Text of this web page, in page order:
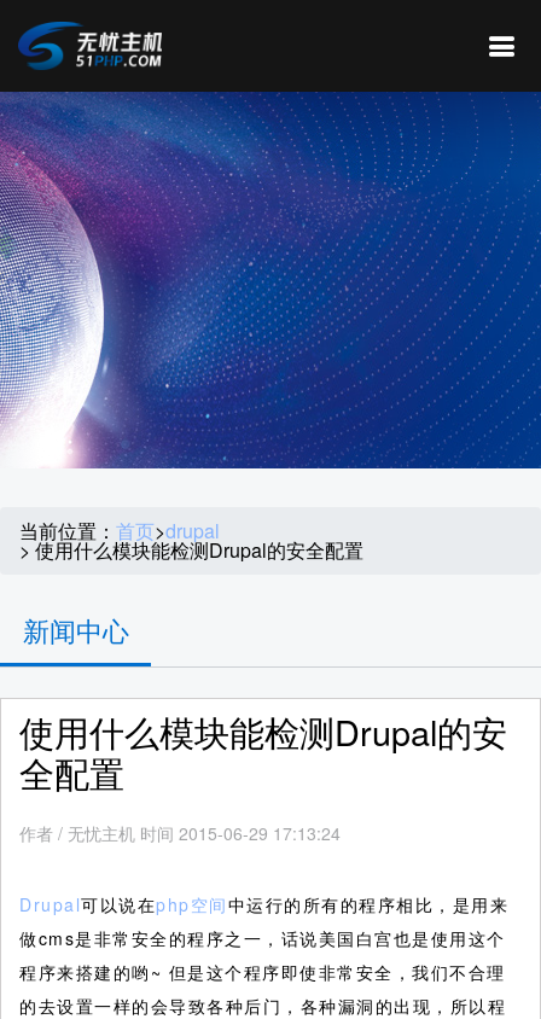
当前位置： 首页>drupal
> 使用什么模块能检测Drupal的安全配置
新闻中心
使用什么模块能检测Drupal的安
全配置
作者 / 无忧主机 时间 2015-06-29 17:13:24
Drupal可以说在php空间中运行的所有的程序相比，是用来
做cms是非常安全的程序之一，话说美国白宫也是使用这个
程序来搭建的哟~ 但是这个程序即使非常安全，我们不合理
的去设置一样的会导致各种后门，各种漏洞的出现，所以程